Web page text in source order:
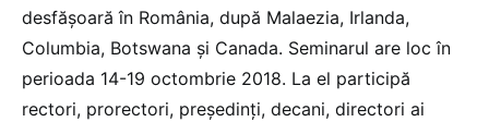
desfăşoară în România, după Malaezia, Irlanda,
Columbia, Botswana și Canada. Seminarul are loc în
perioada 14-19 octombrie 2018. La el participă
rectori, prorectori, preşedinţi, decani, directori ai